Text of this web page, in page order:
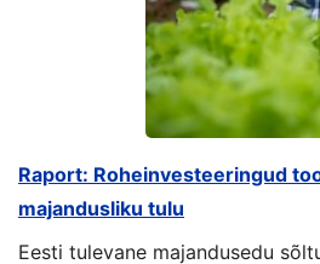
Raport: Roheinvesteeringud
majandusliku tulu
Eesti tulevane majandusedu